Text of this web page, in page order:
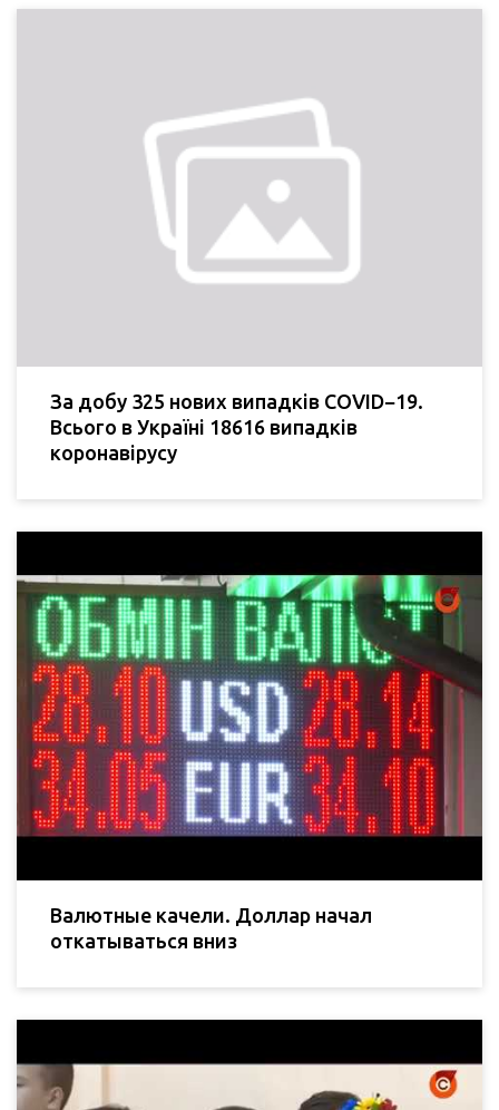
За добу 325 нових випадків COVID−19.
Всього в Україні 18616 випадків
коронавірусу
Валютные качели. Доллар начал
откатываться вниз